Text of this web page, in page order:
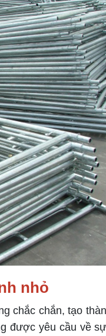
nhỏ
chắn, tạo
được yêu cầu về